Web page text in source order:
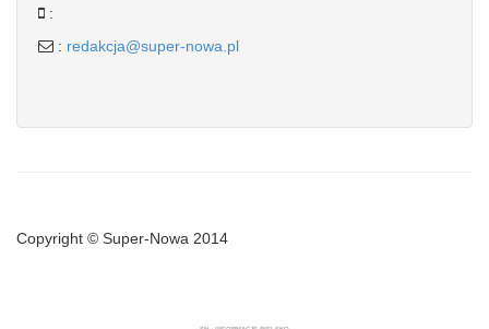
:
: redakcja@super-nowa.pl
Copyright © Super-Nowa 2014